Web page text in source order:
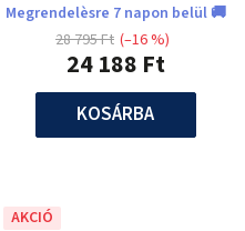
Megrendelèsre 7 napon belül 🚚
24 188 Ft
28 795 Ft (–16 %)
KOSÁRBA
AKCIÓ